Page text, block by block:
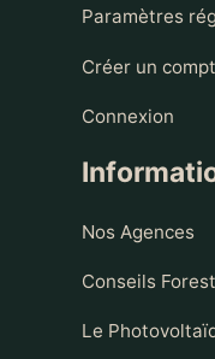
Paramètres
Créer un
Connexion
Nos Agences
Conseils
Le